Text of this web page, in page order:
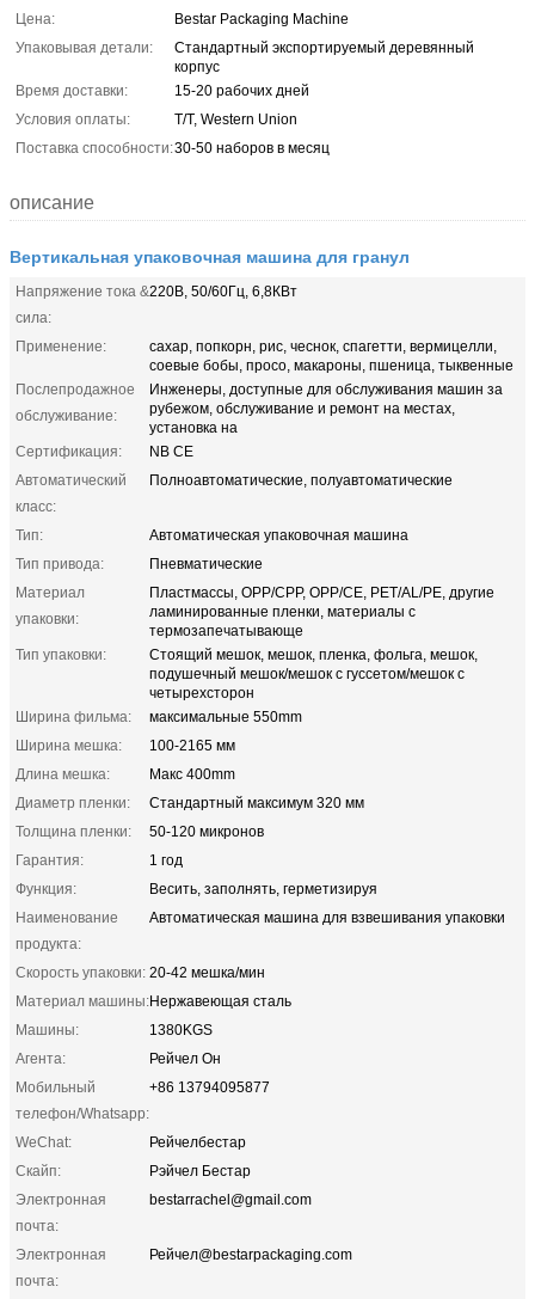
Цена:
Bestar Packaging Machine
Упаковывая детали:
Стандартный экспортируемый деревянный
корпус
Время доставки:
15-20 рабочих дней
Условия оплаты:
T/T, Western Union
Поставка способности:30-50 наборов в месяц
описание
Вертикальная упаковочная машина для гранул
Напряжение тока &
сила:
220В, 50/60Гц, 6,8КВт
Применение:
сахар, попкорн, рис, чеснок, спагетти, вермицелли,
соевые бобы, просо, макароны, пшеница, тыквенные
Послепродажное
обслуживание:
Инженеры, доступные для обслуживания машин за
рубежом, обслуживание и ремонт на местах,
установка на
Сертификация:
NB CE
Автоматический
класс:
Полноавтоматические, полуавтоматические
Тип:
Автоматическая упаковочная машина
Тип привода:
Пневматические
Материал
упаковки:
Пластмассы, OPP/CPP, OPP/CE, PET/AL/PE, другие
ламинированные пленки, материалы с
термозапечатывающе
Тип упаковки:
Стоящий мешок, мешок, пленка, фольга, мешок,
подушечный мешок/мешок с гуссетом/мешок с
четырехсторон
Ширина фильма:
максимальные 550mm
Ширина мешка:
100-2165 мм
Длина мешка:
Макс 400mm
Диаметр пленки:
Стандартный максимум 320 мм
Толщина пленки:
50-120 микронов
Гарантия:
1 год
Функция:
Весить, заполнять, герметизируя
Наименование
продукта:
Автоматическая машина для взвешивания упаковки
Скорость упаковки: 20-42 мешка/мин
Материал машины:Нержавеющая сталь
Машины:
1380KGS
Агента:
Рейчел Он
Мобильный
телефон/Whatsapp:
+86 13794095877
WeChat:
Рейчелбестар
Скайп:
Рэйчел Бестар
Электронная
почта:
bestarrachel@gmail.com
Электронная
почта:
Рейчел@bestarpackaging.com